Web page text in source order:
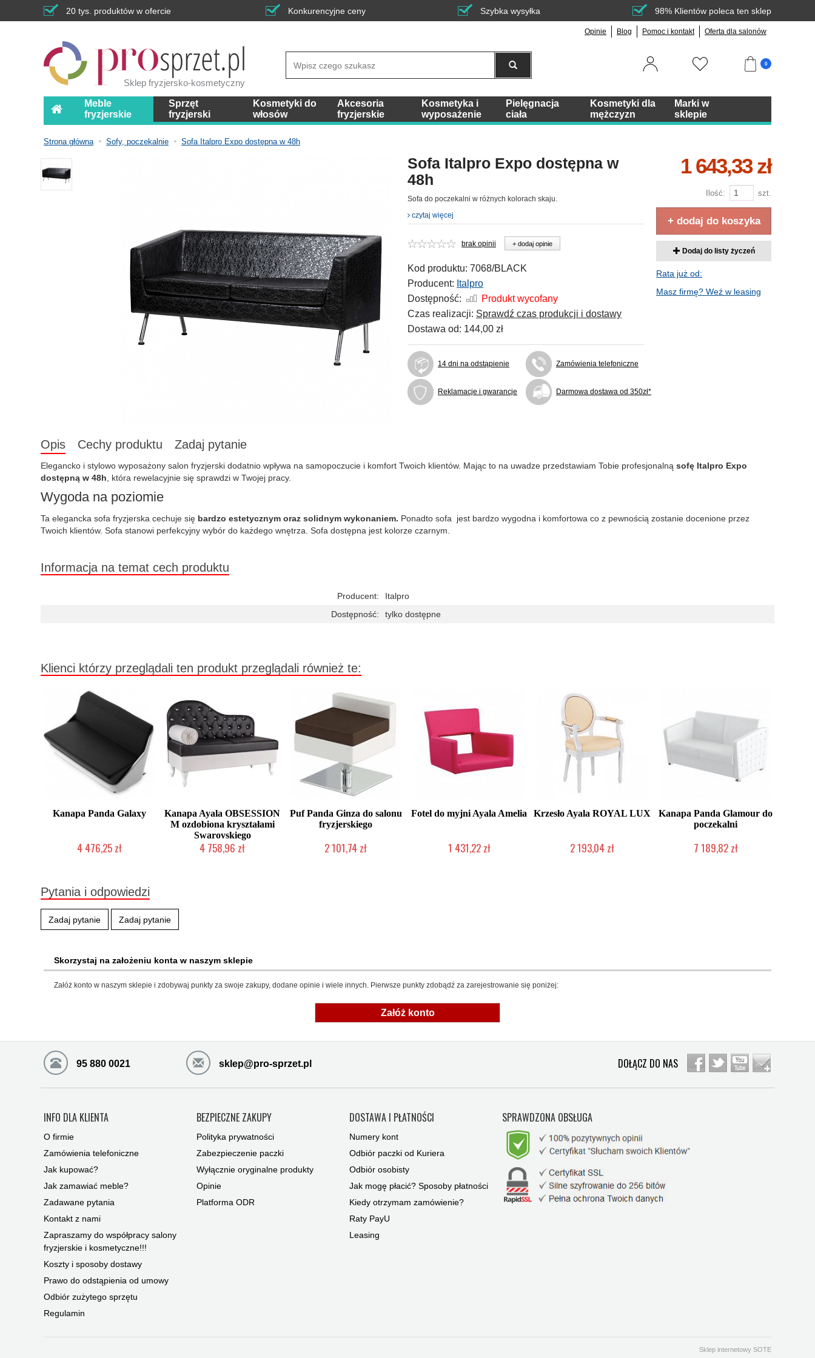
20 tys. produktów w ofercie Konkurencyjne ceny Szybka wysyłka 98% Klientów poleca ten sklep
Opinie Blog Pomoc i kontakt Oferta dla salonów
Sklep fryzjersko-kosmetyczny
0
Meble
fryzjerskie
Sprzęt
fryzjerski
Kosmetyki do
włosów
Akcesoria
fryzjerskie
Kosmetyka i
wyposażenie
Pielęgnacja
ciała
Kosmetyki dla
mężczyzn
Marki w
sklepie
Strona główna Sofy, poczekalnie Sofa Italpro Expo dostępna w 48h
Sofa Italpro Expo dostępna w
48h
Sofa do poczekalni w różnych kolorach skaju.
czytaj więcej
brak opinii + dodaj opinie
Kod produktu: 7068/BLACK
Producent: Italpro
Dostępność:
Produkt wycofany
Czas realizacji: Sprawdź czas produkcji i dostawy
Dostawa od: 144,00 zł
14 dni na odstąpienie Zamówienia telefoniczne
Reklamacje i gwarancje Darmowa dostawa od 350zł*
1 643,33 zł
Ilość: szt.
+ dodaj do koszyka
Dodaj do listy życzeń
Rata już od:
Masz firmę? Weź w leasing
Opis Cechy produktu Zadaj pytanie
Elegancko i stylowo wyposażony salon fryzjerski dodatnio wpływa na samopoczucie i komfort Twoich klientów. Mając to na uwadze przedstawiam Tobie profesjonalną sofę Italpro Expo
dostępną w 48h , która rewelacyjnie się sprawdzi w Twojej pracy.
Wygoda na poziomie
Ta elegancka sofa fryzjerska cechuje się bardzo estetycznym oraz solidnym wykonaniem. Ponadto sofa jest bardzo wygodna i komfortowa co z pewnością zostanie docenione przez
Twoich klientów. Sofa stanowi perfekcyjny wybór do każdego wnętrza. Sofa dostępna jest kolorze czarnym.
Informacja na temat cech produktu
Producent:
Italpro
Dostępność:
tylko dostępne
Klienci którzy przeglądali ten produkt przeglądali również te:
Kanapa Panda Galaxy
4 476,25 zł
Kanapa Ayala OBSESSION
M ozdobiona kryształami
Swarovskiego
4 758,96 zł
Puf Panda Ginza do salonu
fryzjerskiego
2 101,74 zł
Fotel do myjni Ayala Amelia
1 431,22 zł
Krzesło Ayala ROYAL LUX
2 193,04 zł
Kanapa Panda Glamour do
poczekalni
7 189,82 zł
Pytania i odpowiedzi
Zadaj pytanie Zadaj pytanie
Skorzystaj na założeniu konta w naszym sklepie
Załóż konto w naszym sklepie i zdobywaj punkty za swoje zakupy, dodane opinie i wiele innych. Pierwsze punkty zdobądź za zarejestrowanie się poniżej:
Załóż konto
95 880 0021 sklep@pro-sprzet.pl DOŁĄCZ DO NAS
INFO DLA KLIENTA
O firmie
Zamówienia telefoniczne
Jak kupować?
Jak zamawiać meble?
Zadawane pytania
Kontakt z nami
Zapraszamy do współpracy salony
fryzjerskie i kosmetyczne!!!
Koszty i sposoby dostawy
Prawo do odstąpienia od umowy
Odbiór zużytego sprzętu
Regulamin
BEZPIECZNE ZAKUPY
Polityka prywatności
Zabezpieczenie paczki
Wyłącznie oryginalne produkty
Opinie
Platforma ODR
DOSTAWA I PŁATNOŚCI
Numery kont
Odbiór paczki od Kuriera
Odbiór osobisty
Jak mogę płacić? Sposoby płatności
Kiedy otrzymam zamówienie?
Raty PayU
Leasing
SPRAWDZONA OBSŁUGA
Sklep internetowy SOTE